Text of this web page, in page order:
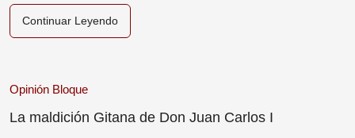
Continuar Leyendo
Opinión Bloque
La maldición Gitana de Don Juan Carlos I